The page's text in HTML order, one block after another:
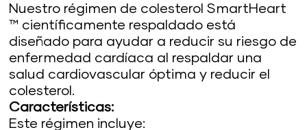
Nuestro régimen de colesterol SmartHeart
™ científicamente respaldado está
diseñado para ayudar a reducir su riesgo de
enfermedad cardíaca al respaldar una
salud cardiovascular óptima y reducir el
colesterol.
Características:
Este régimen incluye: